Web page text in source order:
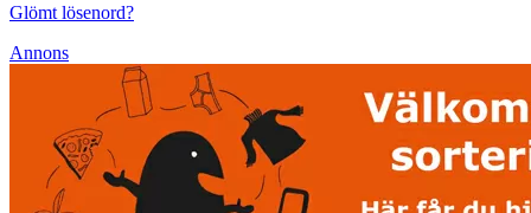
Glömt lösenord?
Annons